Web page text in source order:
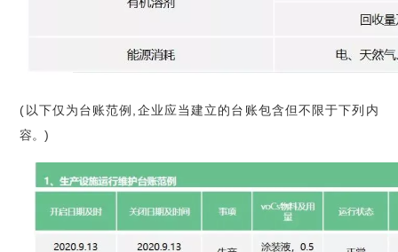
(以下仅为台账范例,企业应当建立的台账包含但不限于下列内
容。)